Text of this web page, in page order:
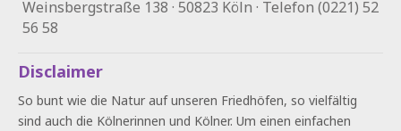
Weinsbergstraße 138 · 50823 Köln · Telefon (0221) 52
56 58
Disclaimer
So bunt wie die Natur auf unseren Friedhöfen, so vielfältig
sind auch die Kölnerinnen und Kölner. Um einen einfachen